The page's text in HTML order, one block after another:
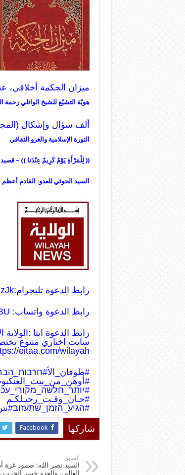
ميزان الحكمة أخلاقي،
هويّة التشيّع للشيخ الوائلي رحمة
ألف سؤال وإشكال (المجلد
الثورة الإسلامية والغزو الثقافي
(( لِلْمَرْأَةِ يَوْمٌ كَرِيمٌ عِنْدَنا )) –
السيد الحوثي للعدو: القادم أعظم
رابط الدعوة تليجرام:
رابط الدعوة واتساب:
رابط الدعوة ايتا :الولاية
سايت اخباري متنوع
eitaa.com/wilayah
#طوفان_الأ
#حـان_وقـت_رحيـلكـم
#הגיע_הזמן_שתעזוב
شاركها Facebook
السابق
السيد نصر الله: صمود غزة
العالم.. والعدو خسر الحرب